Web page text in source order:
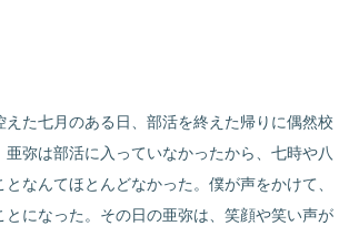
えた七月のある日、部活を終えた帰りに偶然校
亜弥は部活に入っていなかったから、七時や八
なんてほとんどなかった。僕が声をかけて、
とになった。その日の亜弥は、笑顔や笑い声が